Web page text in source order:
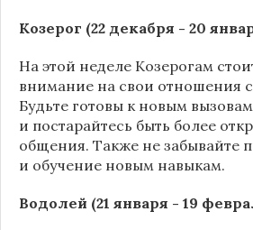
Козерог (22 декабря - 20
На этой неделе Козерогам
внимание на свои отношения
Будьте готовы к новым
и постарайтесь быть более
общения. Также не забывайте
и обучение новым навыкам.
Водолей (21 января - 19